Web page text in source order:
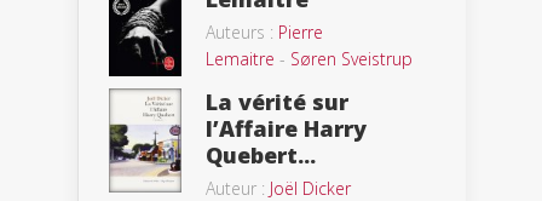
Auteurs : Pierre
Lemaitre - Søren Sveistrup
La vérité sur
l’Affaire Harry
Quebert...
Auteur : Joël Dicker